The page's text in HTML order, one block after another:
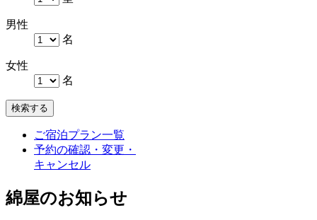
男性
名
女性
名
検索する
ご宿泊プラン一覧
予約の確認・変更・
キャンセル
綿屋のお知らせ